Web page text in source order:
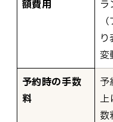
額費用
ラ
変
予約時の手数
料
予
数